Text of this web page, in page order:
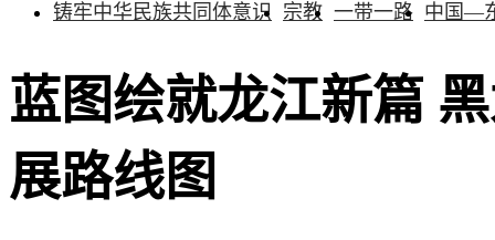
铸牢中华民族共同体意识 宗教 一带一路 中国—
蓝图绘就龙江新篇
展路线图